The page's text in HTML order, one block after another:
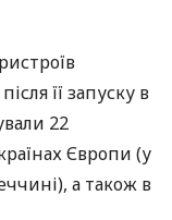
її запуску в
22
Європи (у
а також в